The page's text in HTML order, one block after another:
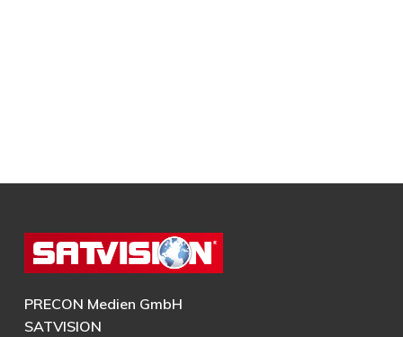
PRECON Medien GmbH
SATVISION